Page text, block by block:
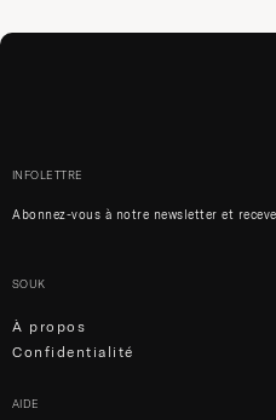
INFOLETTRE
Abonnez-vous à notre newsletter et
SOUK
À propos
Confidentialité
AIDE